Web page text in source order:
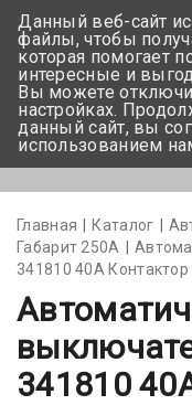
Главная Каталог
Габарит 250А
341810 40А Контактор
341810
Данный веб-сайт
файлы, чтобы
которая помогает
интересные и
Вы можете
настройках.
данный сайт, вы
использованием